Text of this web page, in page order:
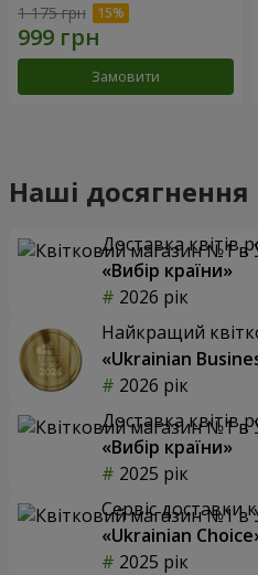
1 175 грн
Замовити
Наші досягнення
Доставка квітів
«Вибір країни»
2026 рік
Найкращий
«Ukrainian
2026 рік
Доставка квітів
«Вибір країни»
2025 рік
Сервіс доставки
«Ukrainian
2025 рік